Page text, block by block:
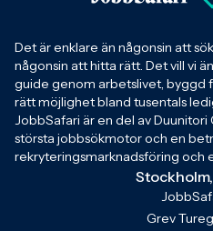
Det är enklare än någonsin att
någonsin att hitta rätt. Det vill vi
guide genom arbetslivet, byggd
rätt möjlighet bland tusentals
JobbSafari är en del av Duunitori
största jobbsökmotor och en
rekryteringsmarknadsföring och
Grev